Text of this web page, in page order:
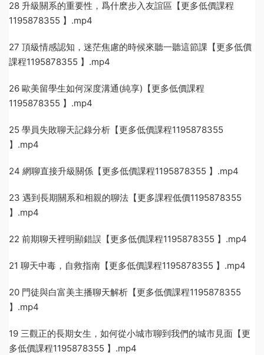
28 升級關系的重要性，爲什麽步入友誼區【更多低價課程
1195878355 】.mp4
27 頂級情感認知，迷茫焦慮的時候來聽一聽這節課【更多低價
課程1195878355 】.mp4
26 歐美留學生如何深度溝通(純享)【更多低價課程
1195878355 】.mp4
25 學員失敗聊天記錄分析【更多低價課程1195878355
】.mp4
24 網聊直接升級關係【更多低價課程1195878355 】.mp4
23 遇到長期關系和相親的聊法【更多課程低價1195878355
】.mp4
22 前期聊天裡明顯錯誤【更多低價課程1195878355 】.mp4
21 聊天中毒，自救指南【更多低價課程1195878355 】.mp4
20 門徒與白富美主播聊天解析【更多低價課程1195878355
】.mp4
19 三觀正的長期女生，如何從小城市聊到我們的城市見面【更
多低價課程1195878355 】.mp4